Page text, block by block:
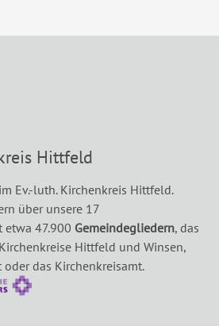
Hittfeld
Ev.-luth. Kirchenkreis Hittfeld.
über unsere 17
etwa 47.900 Gemeindegliedern, das
Hittfeld und Winsen,
das Kirchenkreisamt.